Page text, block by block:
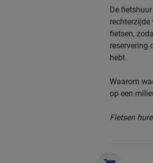
De
rechterzijde
fietsen,
reservering
hebt.
Waarom
op een
Fietsen